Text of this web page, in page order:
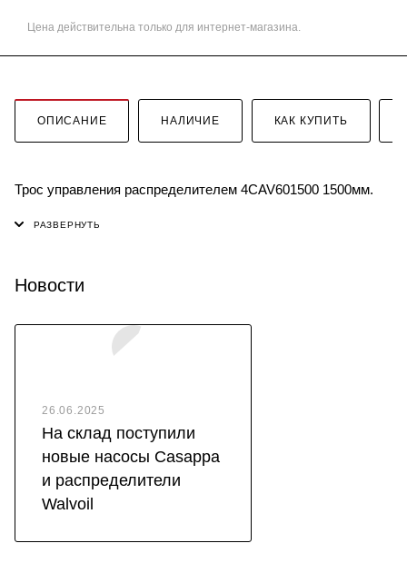
Цена действительна только для интернет-магазина.
ОПИСАНИЕ НАЛИЧИЕ КАК КУПИТЬ
Трос управления распределителем 4CAV601500 1500мм.
Новости
26.06.2025
На склад поступили
новые насосы Casappa
и распределители
Walvoil